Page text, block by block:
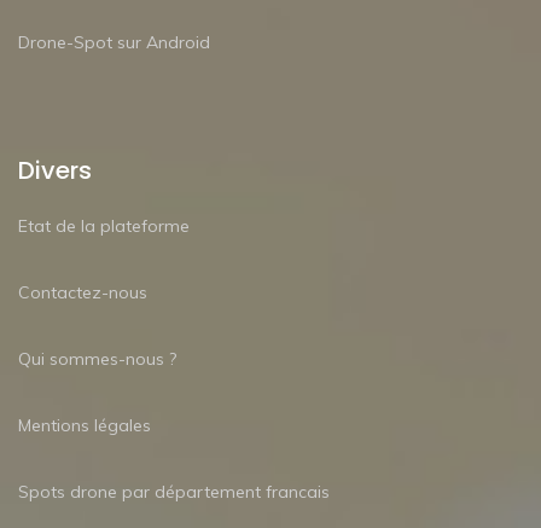
Drone-Spot sur Android
Divers
Etat de la plateforme
Contactez-nous
Qui sommes-nous ?
Mentions légales
Spots drone par département francais